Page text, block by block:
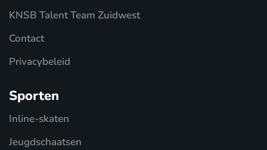
KNSB Talent Team Zuidwest
Contact
Privacybeleid
Sporten
Inline-skaten
Jeugdschaatsen